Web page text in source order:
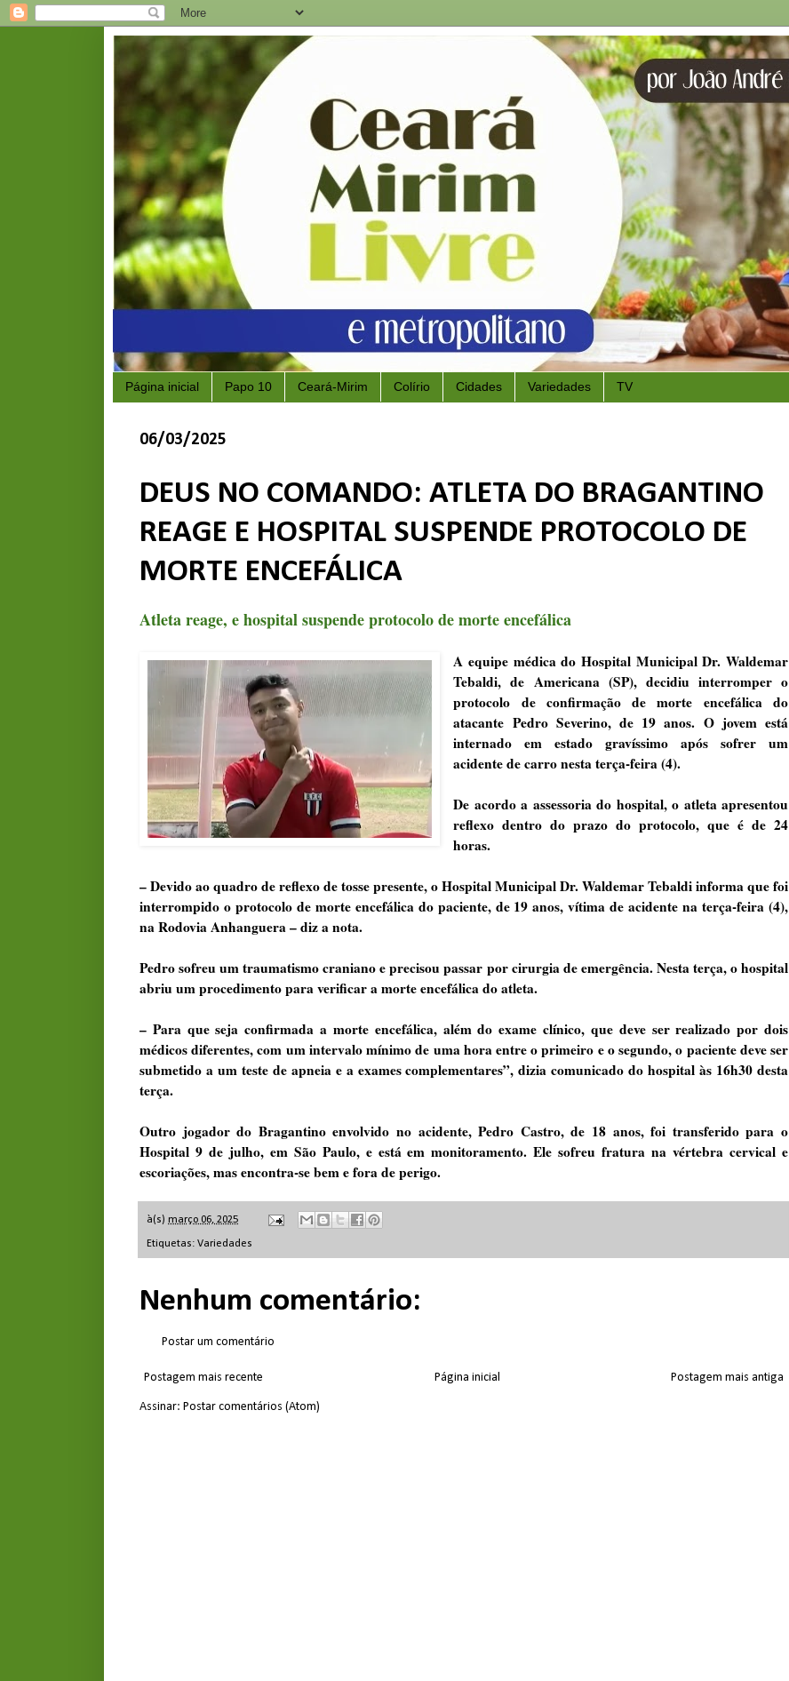
Página inicial Papo 10 Ceará-Mirim Colírio Cidades Variedades TV
06/03/2025
DEUS NO COMANDO: ATLETA DO BRAGANTINO
REAGE E HOSPITAL SUSPENDE PROTOCOLO DE
MORTE ENCEFÁLICA
Atleta reage, e hospital suspende protocolo de morte encefálica
A equipe médica do Hospital Municipal Dr. Waldemar
Tebaldi, de Americana (SP), decidiu interromper o
protocolo de confirmação de morte encefálica do
atacante Pedro Severino, de 19 anos.⁣ O jovem está
internado em estado gravíssimo após sofrer um
acidente de carro nesta terça-feira (4).
De acordo a assessoria do hospital, o atleta apresentou
reflexo dentro do prazo do protocolo, que é de 24
horas.
– Devido ao quadro de reflexo de tosse presente, o Hospital Municipal Dr. Waldemar Tebaldi informa que foi
interrompido o protocolo de morte encefálica do paciente, de 19 anos, vítima de acidente na terça-feira (4),
na Rodovia Anhanguera – diz a nota.
Pedro sofreu um traumatismo craniano e precisou passar por cirurgia de emergência. Nesta terça, o hospital
abriu um procedimento para verificar a morte encefálica do atleta.
– Para que seja confirmada a morte encefálica, além do exame clínico, que deve ser realizado por dois
médicos diferentes, com um intervalo mínimo de uma hora entre o primeiro e o segundo, o paciente deve ser
submetido a um teste de apneia e a exames complementares”, dizia comunicado do hospital às 16h30 desta
terça.
Outro jogador do Bragantino envolvido no acidente, Pedro Castro, de 18 anos, foi transferido para o
Hospital 9 de julho, em São Paulo, e está em monitoramento. Ele sofreu fratura na vértebra cervical e
escoriações, mas encontra-se bem e fora de perigo.
à(s) março 06, 2025
Etiquetas: Variedades
Nenhum comentário:
Postar um comentário
Postagem mais recente Postagem mais antiga
Página inicial
Assinar: Postar comentários (Atom)